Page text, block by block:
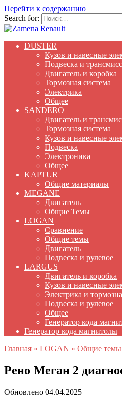
Перейти к содержанию
Search for:
DUSTER
Кузов и навесные
Подвеска и
Двигатель и коробка
Тормозная система
Электрика
Общее
SANDERO
Двигатель и
Тормозная система
Кузов и навесные
Подвеска
Электроника
Общее
KAPTUR
Общие материалы
MEGANE
Двигатель
Общие Темы
LOGAN
Сравнение
Общие темы
Двигатель
Подвеска и рулевое
LARGUS
Двигатель и коробка
Кузов и навесные
Электрика и
Подвеска и рулевое
Общее
Генератор кода
Генератор кода магнитолы
Главная » LOGAN » Общие темы
Рено Меган 2
Обновлено 04.04.2025